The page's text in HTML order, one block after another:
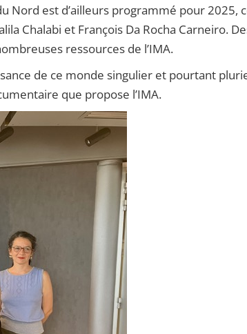
Nord est d’ailleurs programmé pour 2025,
Chalabi et François Da Rocha Carneiro.
ressources de l’IMA.
de ce monde singulier et pourtant
que propose l’IMA.